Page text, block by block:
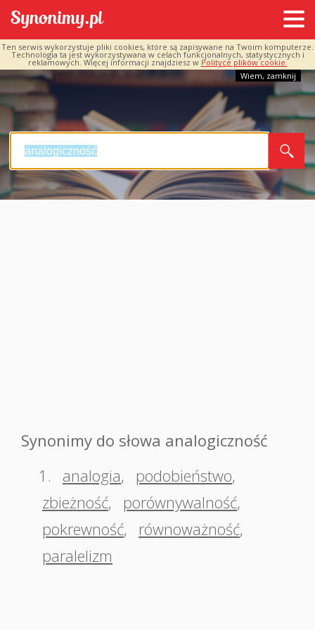
Ten serwis wykorzystuje pliki cookies, które są zapisywane na Twoim komputerze.
Technologia ta jest wykorzystywana w celach funkcjonalnych, statystycznych i
reklamowych. Więcej informacji znajdziesz w Polityce plików cookie.
Wiem, zamknij
Synonimy do słowa analogiczność
1.
analogia, podobieństwo,
zbieżność, porównywalność,
pokrewność, równoważność,
paralelizm